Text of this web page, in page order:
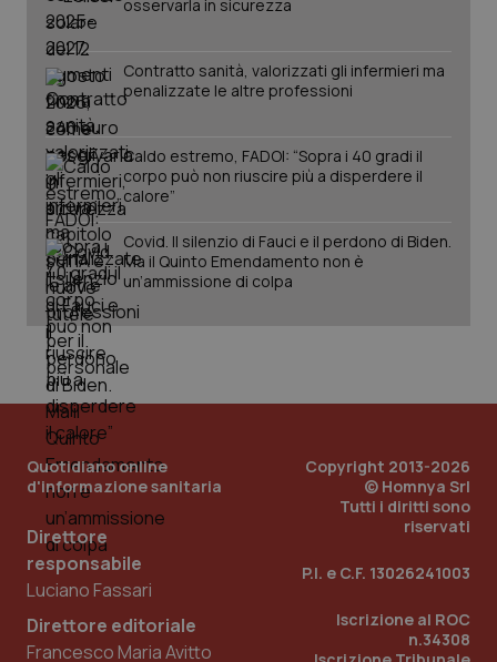
osservarla in sicurezza
Contratto sanità, valorizzati gli infermieri ma
penalizzate le altre professioni
Caldo estremo, FADOI: “Sopra i 40 gradi il
corpo può non riuscire più a disperdere il
calore”
Covid. Il silenzio di Fauci e il perdono di Biden.
Ma il Quinto Emendamento non è
un’ammissione di colpa
Quotidiano online
d'informazione sanitaria
Direttore
responsabile
Luciano Fassari
Direttore editoriale
Francesco Maria Avitto
Copyright 2013-2026
© Homnya Srl
Tutti i diritti sono
riservati
P.I. e C.F. 13026241003
Iscrizione al ROC
n.34308
PHPSESSID